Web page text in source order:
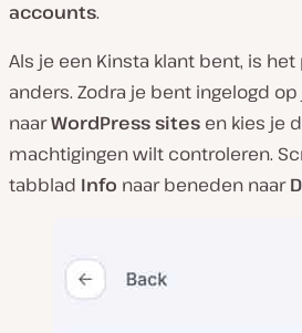
accounts.
Als je een Kinsta klant bent, is
anders. Zodra je bent ingelogd
naarWordPress sites en kies je
machtigingen wilt controleren.
tabblad Info naar beneden naar